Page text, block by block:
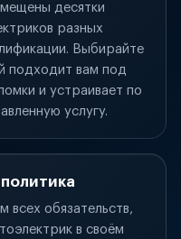
десятки
разных
Выбирайте
подходит вам под
и устраивает по
услугу.
всех обязательств,
в своём